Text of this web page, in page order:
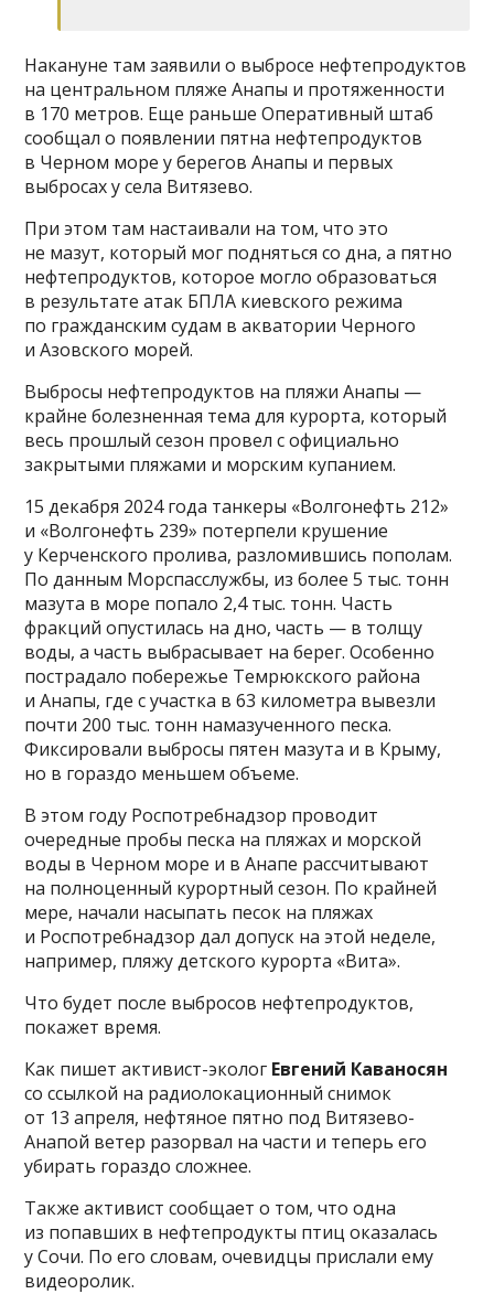
Накануне там заявили о выбросе нефтепродуктов
на центральном пляже Анапы и протяженности
в 170 метров. Еще раньше Оперативный штаб
сообщал о появлении пятна нефтепродуктов
в Черном море у берегов Анапы и первых
выбросах у села Витязево.
При этом там настаивали на том, что это
не мазут, который мог подняться со дна, а пятно
нефтепродуктов, которое могло образоваться
в результате атак БПЛА киевского режима
по гражданским судам в акватории Черного
и Азовского морей.
Выбросы нефтепродуктов на пляжи Анапы —
крайне болезненная тема для курорта, который
весь прошлый сезон провел с официально
закрытыми пляжами и морским купанием.
15 декабря 2024 года танкеры «Волгонефть 212»
и «Волгонефть 239» потерпели крушение
у Керченского пролива, разломившись пополам.
По данным Морспасслужбы, из более 5 тыс. тонн
мазута в море попало 2,4 тыс. тонн. Часть
фракций опустилась на дно, часть — в толщу
воды, а часть выбрасывает на берег. Особенно
пострадало побережье Темрюкского района
и Анапы, где с участка в 63 километра вывезли
почти 200 тыс. тонн намазученного песка.
Фиксировали выбросы пятен мазута и в Крыму,
но в гораздо меньшем объеме.
В этом году Роспотребнадзор проводит
очередные пробы песка на пляжах и морской
воды в Черном море и в Анапе рассчитывают
на полноценный курортный сезон. По крайней
мере, начали насыпать песок на пляжах
и Роспотребнадзор дал допуск на этой неделе,
например, пляжу детского курорта «Вита».
Что будет после выбросов нефтепродуктов,
покажет время.
Как пишет активист-эколог Евгений Каваносян
со ссылкой на радиолокационный снимок
от 13 апреля, нефтяное пятно под Витязево-
Анапой ветер разорвал на части и теперь его
убирать гораздо сложнее.
Также активист сообщает о том, что одна
из попавших в нефтепродукты птиц оказалась
у Сочи. По его словам, очевидцы прислали ему
видеоролик.